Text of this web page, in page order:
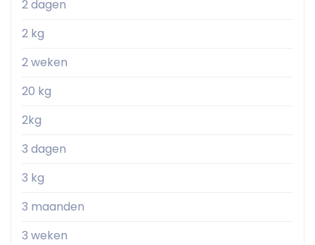
2 dagen
2 kg
2 weken
20 kg
2kg
3 dagen
3 kg
3 maanden
3 weken